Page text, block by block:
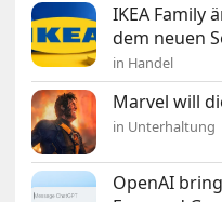
IKEA Family
dem neuen
in Handel
Marvel will
in Unterhaltung
OpenAI